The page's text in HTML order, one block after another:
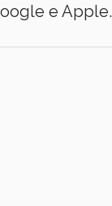
e Apple.